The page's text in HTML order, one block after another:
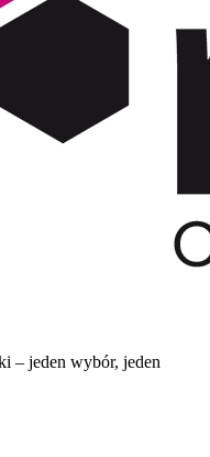
– jeden wybór, jeden